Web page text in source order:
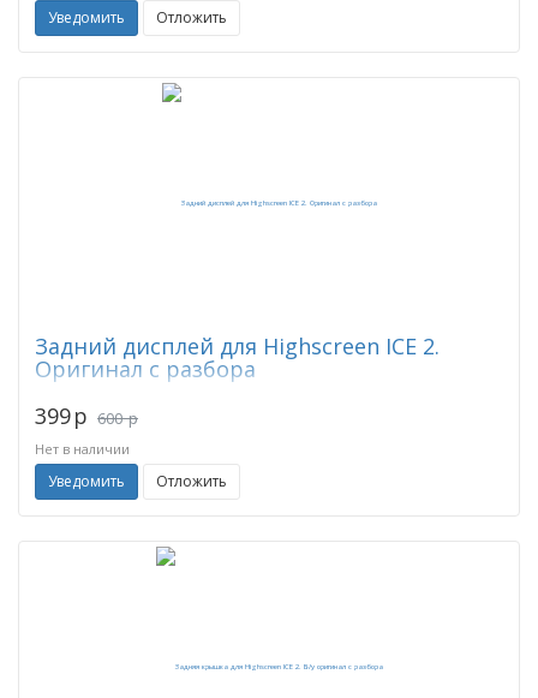
Уведомить Отложить
Задний дисплей для Highscreen ICE 2.
Оригинал с разбора
399p 600 p
Нет в наличии
Уведомить Отложить